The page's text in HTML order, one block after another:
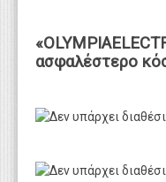
ασφαλέστερο